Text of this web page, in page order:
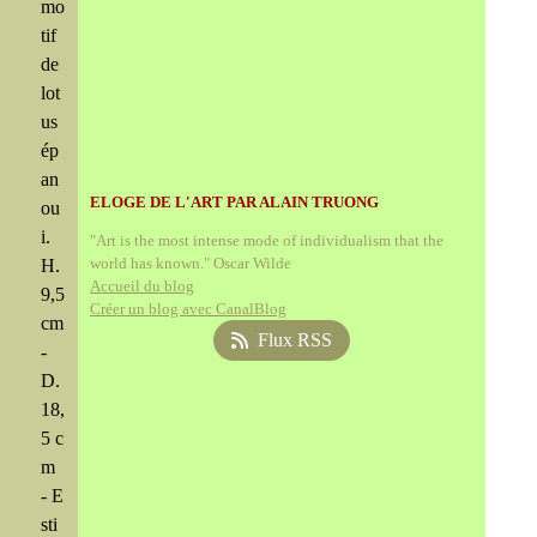
mo
tif
de
lot
us
ép
an
ou
i.
H.
9,5
cm
-
D.
18,
5 c
m
- E
sti
ELOGE DE L'ART PAR ALAIN TRUONG
"Art is the most intense mode of individualism that the
world has known." Oscar Wilde
Accueil du blog
Créer un blog avec CanalBlog
Flux RSS